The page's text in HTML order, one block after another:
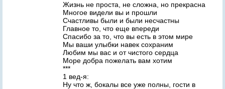
Жизнь не проста, не сложна, но прекрасна
Многое видели вы и прошли
Счастливы были и были несчастны
Главное то, что еще впереди
Спасибо за то, что вы есть в этом мире
Мы ваши улыбки навек сохраним
Любим мы вас и от чистого сердца
Море добра пожелать вам хотим
***
1 вед-я:
Ну что ж, бокалы все уже полны, гости в